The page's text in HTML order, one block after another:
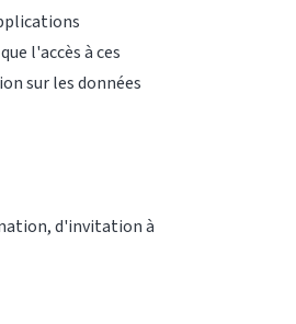
l'accès à ces
sur les données
d'invitation à